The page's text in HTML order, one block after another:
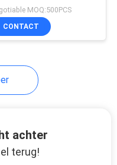
Batterij
Koelen
MOQ:500PCS
CONTACT
achter
terug!